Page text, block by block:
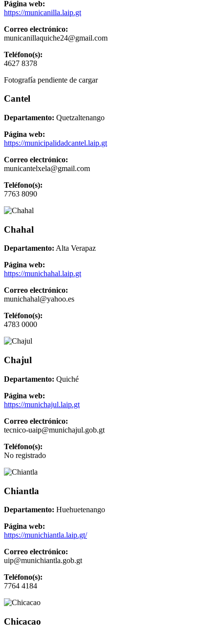
Página web:
https://municanilla.laip.gt
Correo electrónico:
municanillaquiche24@gmail.com
Teléfono(s):
4627 8378
Fotografía pendiente de cargar
Cantel
Departamento: Quetzaltenango
Página web:
https://municipalidadcantel.laip.gt
Correo electrónico:
municantelxela@gmail.com
Teléfono(s):
7763 8090
Chahal
Departamento: Alta Verapaz
Página web:
https://munichahal.laip.gt
Correo electrónico:
munichahal@yahoo.es
Teléfono(s):
4783 0000
Chajul
Departamento: Quiché
Página web:
https://munichajul.laip.gt
Correo electrónico:
tecnico-uaip@munichajul.gob.gt
Teléfono(s):
No registrado
Chiantla
Departamento: Huehuetenango
Página web:
https://munichiantla.laip.gt/
Correo electrónico:
uip@munichiantla.gob.gt
Teléfono(s):
7764 4184
Chicacao